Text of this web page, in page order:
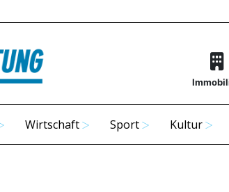
Wirtschaft Sport Kultur